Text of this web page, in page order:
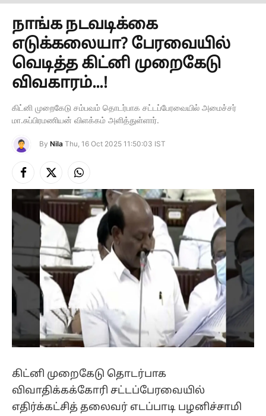
நாங்க நடவடிக்கை
எடுக்கலையா? பேரவையில்
வெடித்த கிட்னி முறைகேடு
விவகாரம்...!
கிட்னி முறைகேடு சம்பவம் தொடர்பாக சட்டப்பேரவையில் அமைச்சர்
மா.சுப்பிரமணியன் விளக்கம் அளித்துள்ளார்.
By Nila Thu, 16 Oct 2025 11:50:03 IST
Facebook
X
(Twitter)
Instagram
கிட்னி முறைகேடு தொடர்பாக
விவாதிக்கக்கோரி சட்டப்பேரவையில்
எதிர்க்கட்சித் தலைவர் எடப்பாடி பழனிச்சாமி